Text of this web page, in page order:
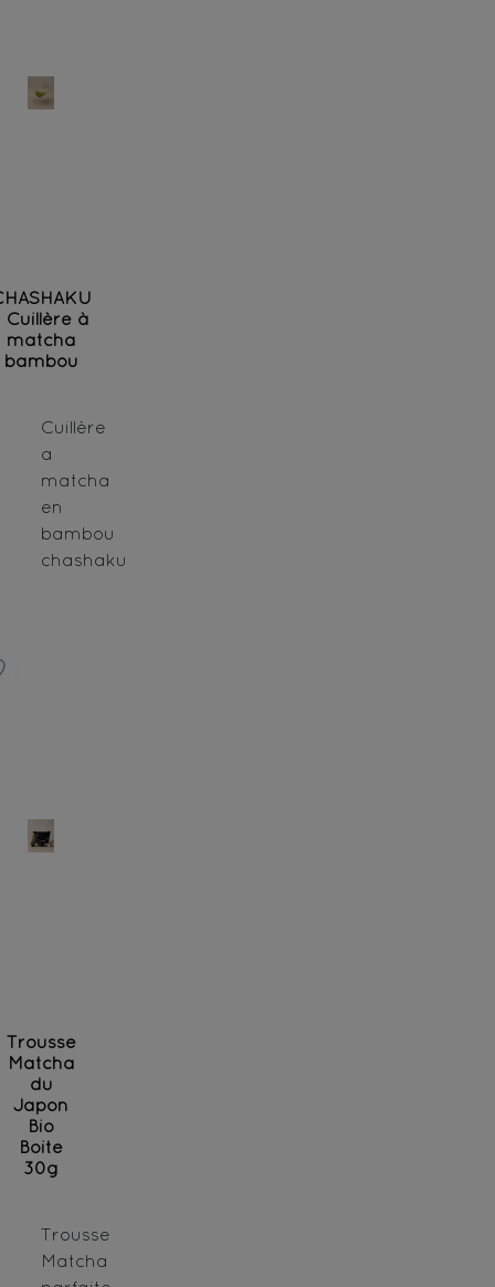
Cuillère à
matcha
bambou
Cuillère
a
matcha
en
bambou
chashaku
Trousse
Matcha
du
Japon
Bio
Boite
30g
Trousse
Matcha